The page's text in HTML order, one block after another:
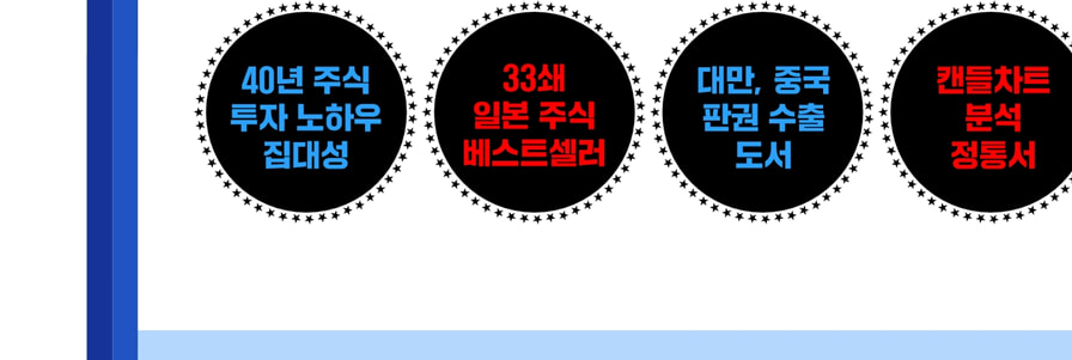
1. 찔러 넣기 | 2. 갭 하락 적삼병 후 장대음봉 | 3. 하락삼법 | 4. 삼형제 때리기 | 5. 하락장의 연속 어깨띠 | 6. 미끼용
하락장의 혼합 삼성 | 10. 상승장 연속 음봉 | 11. 밀어내기 음봉
에필로그 고민의 순간 답을 인도해주는 캔들차트
감수자의 글 캔들 심리전을 읽어야 하는 이유